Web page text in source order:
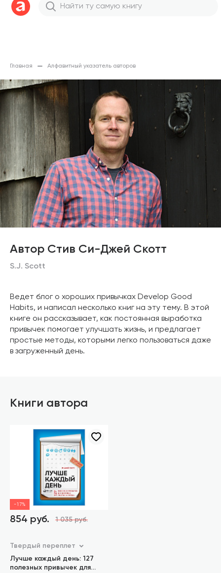
Главная Алфавитный указатель авторов
Автор Стив Си-Джей Скотт
S.J. Scott
Ведет блог о хороших привычках Develop Good
Habits, и написал несколько книг на эту тему. В этой
книге он рассказывает, как постоянная выработка
привычек помогает улучшать жизнь, и предлагает
простые методы, которыми легко пользоваться даже
в загруженный день.
Книги автора
-17%
854 руб. 1 035 руб.
Твердый переплет
Лучше каждый день: 127
полезных привычек для